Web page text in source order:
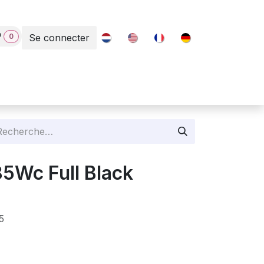
0 Se connecter
Full Black